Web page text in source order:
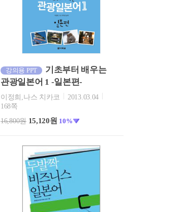
강의용 PPT
기초부터 배우는
관광일본어 1 -일본편-
이정희,나스 치카코
2013.03.04
168쪽
16,800원 15,120원 10%